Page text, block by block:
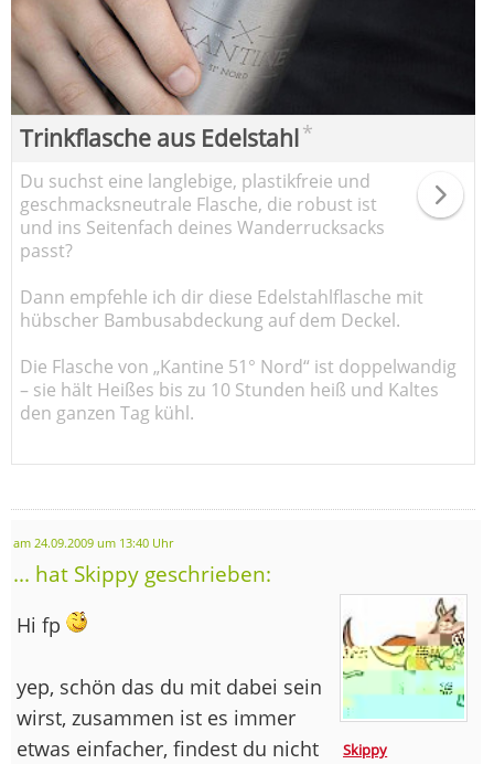
Trinkflasche aus Edelstahl*
Du suchst eine langlebige, plastikfreie und
geschmacksneutrale Flasche, die robust ist
und ins Seitenfach deines Wanderrucksacks
passt?
Dann empfehle ich dir diese Edelstahlflasche mit
hübscher Bambusabdeckung auf dem Deckel.
Die Flasche von „Kantine 51° Nord“ ist doppelwandig
– sie hält Heißes bis zu 10 Stunden heiß und Kaltes
den ganzen Tag kühl.
am 24.09.2009 um 13:40 Uhr
... hat Skippy geschrieben:
Skippy
Hi fp
yep, schön das du mit dabei sein
wirst, zusammen ist es immer
etwas einfacher, findest du nicht